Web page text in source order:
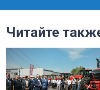
Читайте